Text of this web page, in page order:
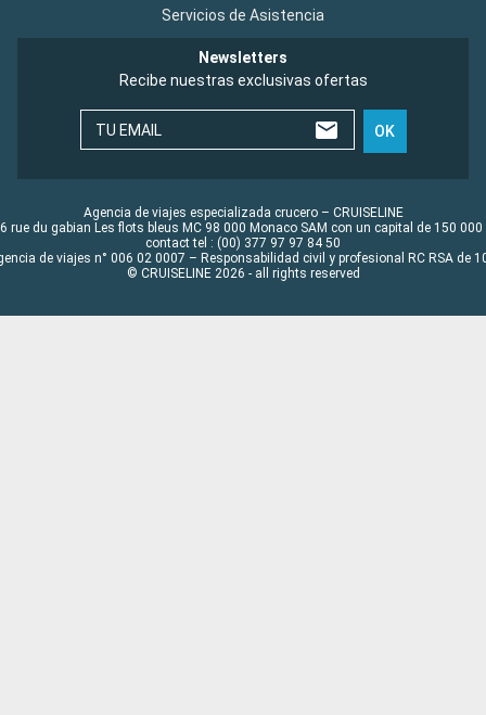
Servicios de Asistencia
Newsletters
Recibe nuestras exclusivas ofertas
TU EMAIL OK
Agencia de viajes especializada crucero – CRUISELINE
rue du gabian Les flots bleus MC 98 000 Monaco SAM con un capital de 150 000
contact tel : (00) 377 97 97 84 50
de viajes n° 006 02 0007 – Responsabilidad civil y profesional RC RSA de
© CRUISELINE 2026 - all rights reserved